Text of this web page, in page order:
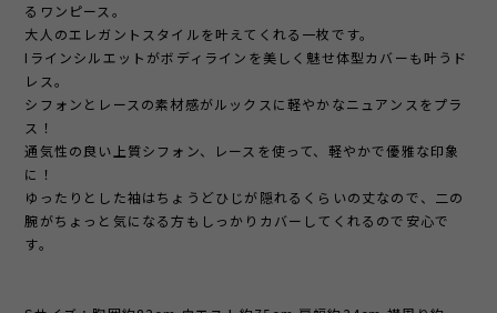
るワンピース。
大人のエレガントスタイルを叶えてくれる一枚です。
Iラインシルエットがボディラインを美しく魅せ体型カバーも叶うド
レス。
シフォンとレースの素材感がルックスに軽やかなニュアンスをプラ
ス！
通気性の良い上質シフォン、レースを使って、軽やかで優雅な印象
に！
ゆったりとした袖はちょうどひじが隠れるくらいの丈なので、二の
腕がちょっと気になる方もしっかりカバーしてくれるので安心で
す。